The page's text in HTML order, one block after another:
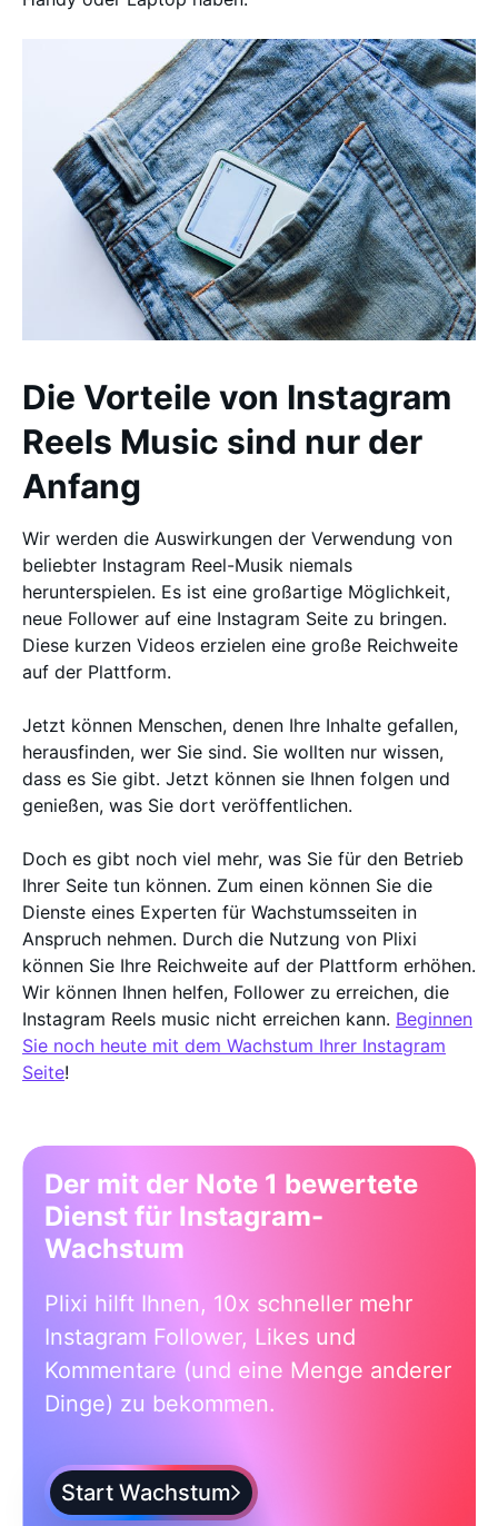
Die Vorteile von Instagram
Reels Music sind nur der
Anfang
Wir werden die Auswirkungen der Verwendung von
beliebter Instagram Reel-Musik niemals
herunterspielen. Es ist eine großartige Möglichkeit,
neue Follower auf eine Instagram Seite zu bringen.
Diese kurzen Videos erzielen eine große Reichweite
auf der Plattform.
Jetzt können Menschen, denen Ihre Inhalte gefallen,
herausfinden, wer Sie sind. Sie wollten nur wissen,
dass es Sie gibt. Jetzt können sie Ihnen folgen und
genießen, was Sie dort veröffentlichen.
Doch es gibt noch viel mehr, was Sie für den Betrieb
Ihrer Seite tun können. Zum einen können Sie die
Dienste eines Experten für Wachstumsseiten in
Anspruch nehmen. Durch die Nutzung von Plixi
können Sie Ihre Reichweite auf der Plattform erhöhen.
Wir können Ihnen helfen, Follower zu erreichen, die
Instagram Reels music nicht erreichen kann. Beginnen
Sie noch heute mit dem Wachstum Ihrer Instagram
Seite!
Der mit der Note 1 bewertete
Dienst für Instagram-
Wachstum
Plixi hilft Ihnen, 10x schneller mehr
Instagram Follower, Likes und
Kommentare (und eine Menge anderer
Dinge) zu bekommen.
Start Wachstum